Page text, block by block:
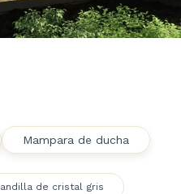
Mampara de ducha
de cristal gris